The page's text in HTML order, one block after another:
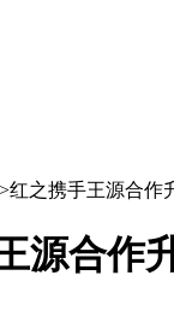
>红之携手王源合作
源合作